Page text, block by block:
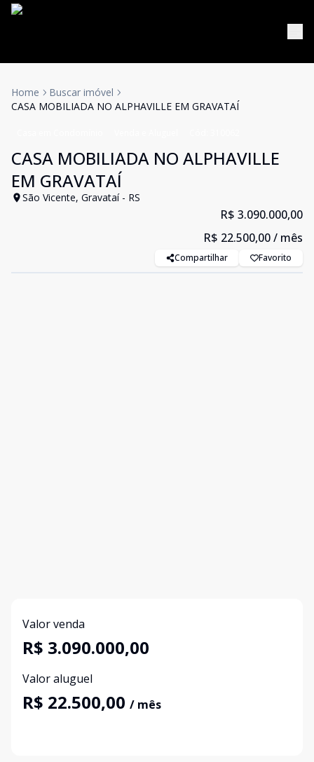
Home
Buscar imóvel
CASA MOBILIADA NO ALPHAVILLE EM GRAVATAÍ
CASA MOBILIADA NO ALPHAVILLE
EM GRAVATAÍ
São Vicente, Gravataí - RS
R$ 3.090.000,00
R$ 22.500,00/ mês
Compartilhar Favorito
Valor venda
R$ 3.090.000,00
Valor aluguel
R$ 22.500,00 / mês